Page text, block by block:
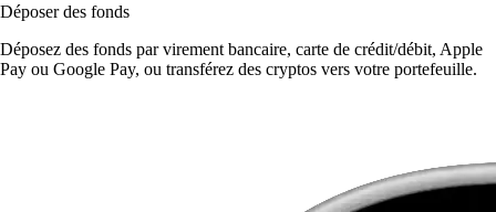
Déposer des fonds
Déposez des fonds par virement bancaire, carte de crédit/débit, Apple
Pay ou Google Pay, ou transférez des cryptos vers votre portefeuille.